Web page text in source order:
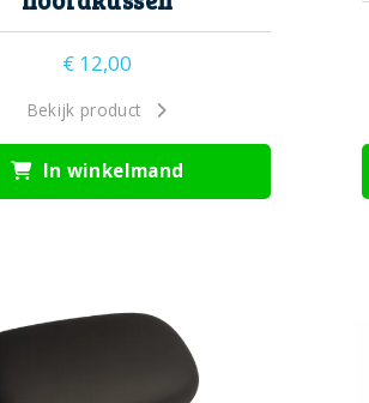
€ 12,00
Bekijk product
In winkelmand